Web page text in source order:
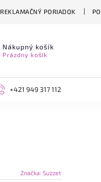
REKLAMAČNÝ PORIADOK
Nákupný košík
Prázdny košík
DARČEKOVÉ POUKÁŽKY
+421 949 317 112
Značka: Suzzet